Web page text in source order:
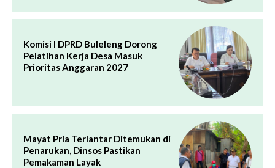
Komisi I DPRD Buleleng Dorong
Pelatihan Kerja Desa Masuk
Prioritas Anggaran 2027
Mayat Pria Terlantar Ditemukan di
Penarukan, Dinsos Pastikan
Pemakaman Layak